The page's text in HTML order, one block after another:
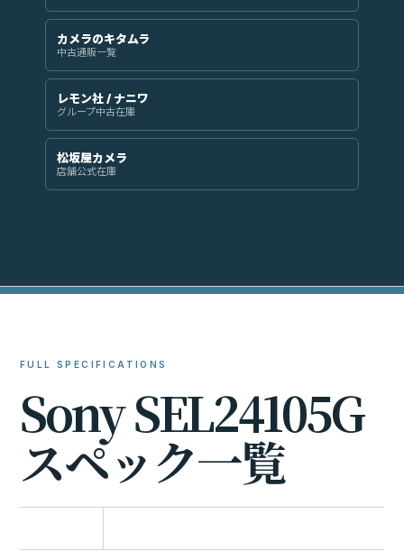
カメラのキタムラ
中古通販一覧
レモン社 / ナニワ
グループ中古在庫
松坂屋カメラ
店舗公式在庫
FULL SPECIFICATIONS
SonySEL24105G
スペック一覧